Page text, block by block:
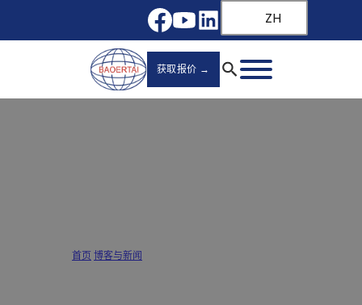
ZH
获取报价 →
首页 博客与新闻